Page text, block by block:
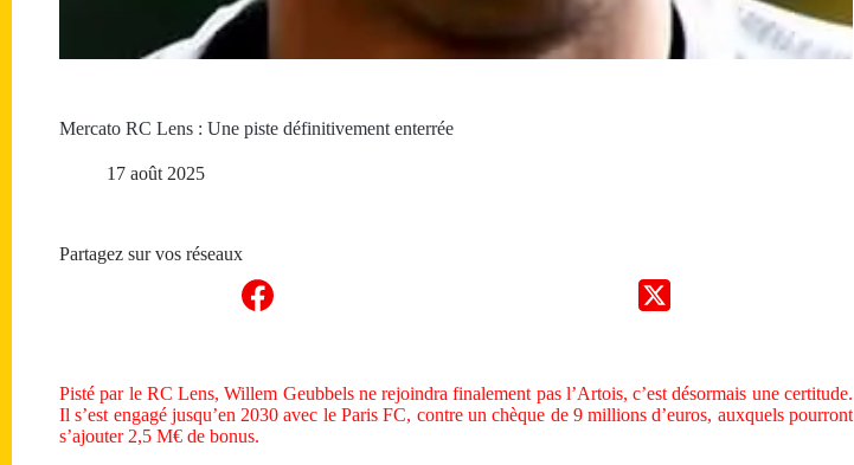
Mercato RC Lens : Une piste définitivement enterrée
17 août 2025
Partagez sur vos réseaux
Pisté par le RC Lens, Willem Geubbels ne rejoindra finalement pas l’Artois, c’est désormais une certitude.
Il s’est engagé jusqu’en 2030 avec le Paris FC, contre un chèque de 9 millions d’euros, auxquels pourront
s’ajouter 2,5 M€ de bonus.